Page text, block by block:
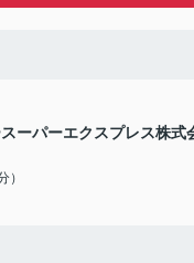
ーパーエクスプレス株式
）